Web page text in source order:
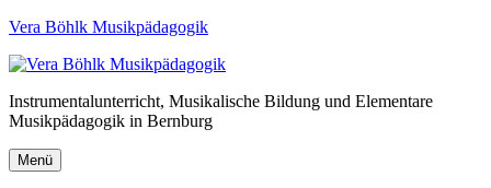
Vera Böhlk Musikpädagogik
Instrumentalunterricht, Musikalische Bildung und Elementare
Musikpädagogik in Bernburg
Menü